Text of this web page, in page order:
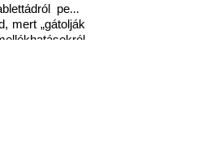
pedig
mert „gátolják